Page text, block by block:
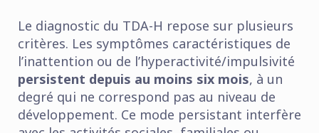
Le diagnostic du TDA-H repose sur plusieurs
critères. Les symptômes caractéristiques de
l’inattention ou de l’hyperactivité/impulsivité
persistent depuis au moins six mois, à un
degré qui ne correspond pas au niveau de
développement. Ce mode persistant interfère